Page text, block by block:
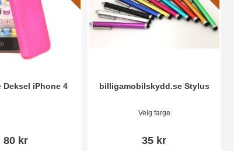
Deksel iPhone 4
80 kr
billigamobilskydd.se Stylus
Varenummer 7666
Velg farge
35 kr